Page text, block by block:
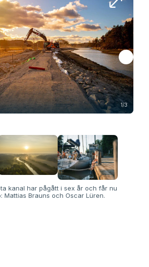
1/3
kanal har pågått i sex år och får nu
Mattias Brauns och Oscar Lüren.